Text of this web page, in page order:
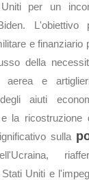
per un
L'obiettivo
e finanziario
della
aerea e
degli aiuti
la
sulla
Uniti e